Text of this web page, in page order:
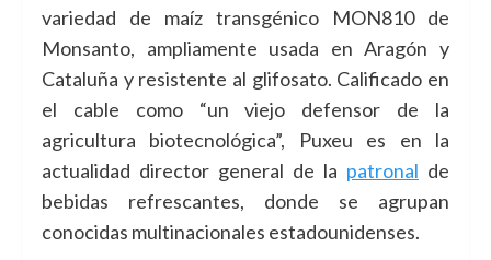
variedad de maíz transgénico MON810 de
Monsanto, ampliamente usada en Aragón y
Cataluña y resistente al glifosato. Calificado en
el cable como “un viejo defensor de la
agricultura biotecnológica”, Puxeu es en la
actualidad director general de la patronal de
bebidas refrescantes, donde se agrupan
conocidas multinacionales estadounidenses.